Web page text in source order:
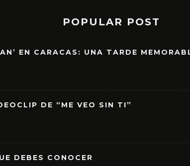
POPULAR POST
EN CARACAS: UNA TARDE
DE “ME VEO SIN TI”
DEBES CONOCER